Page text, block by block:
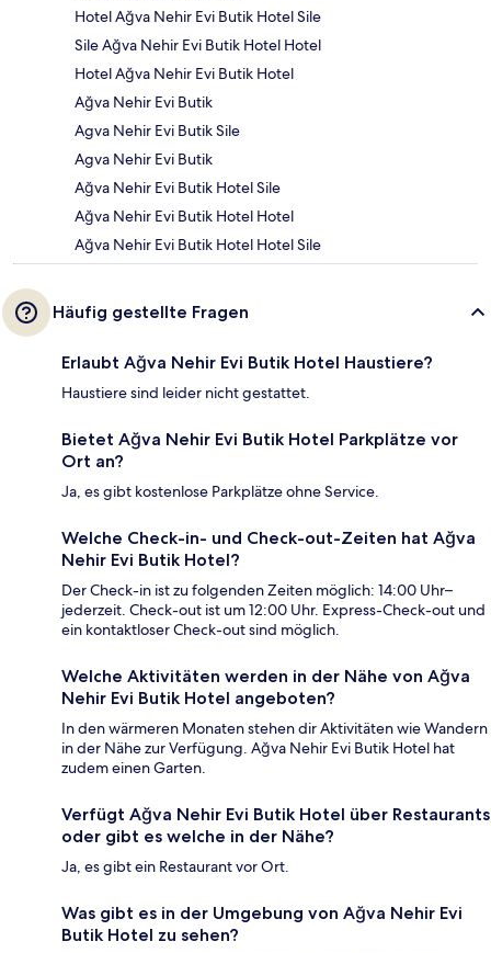
Hotel Ağva Nehir Evi Butik Hotel Sile
Sile Ağva Nehir Evi Butik Hotel Hotel
Hotel Ağva Nehir Evi Butik Hotel
Ağva Nehir Evi Butik
Agva Nehir Evi Butik Sile
Agva Nehir Evi Butik
Ağva Nehir Evi Butik Hotel Sile
Ağva Nehir Evi Butik Hotel Hotel
Ağva Nehir Evi Butik Hotel Hotel Sile
Häufig gestellte Fragen
Erlaubt Ağva Nehir Evi Butik Hotel Haustiere?
Haustiere sind leider nicht gestattet.
Bietet Ağva Nehir Evi Butik Hotel Parkplätze vor
Ort an?
Ja, es gibt kostenlose Parkplätze ohne Service.
Welche Check-in- und Check-out-Zeiten hat Ağva
Nehir Evi Butik Hotel?
Der Check-in ist zu folgenden Zeiten möglich: 14:00 Uhr–
jederzeit. Check-out ist um 12:00 Uhr. Express-Check-out und
ein kontaktloser Check-out sind möglich.
Welche Aktivitäten werden in der Nähe von Ağva
Nehir Evi Butik Hotel angeboten?
In den wärmeren Monaten stehen dir Aktivitäten wie Wandern
in der Nähe zur Verfügung. Ağva Nehir Evi Butik Hotel hat
zudem einen Garten.
Verfügt Ağva Nehir Evi Butik Hotel über Restaurants
oder gibt es welche in der Nähe?
Ja, es gibt ein Restaurant vor Ort.
Was gibt es in der Umgebung von Ağva Nehir Evi
Butik Hotel zu sehen?